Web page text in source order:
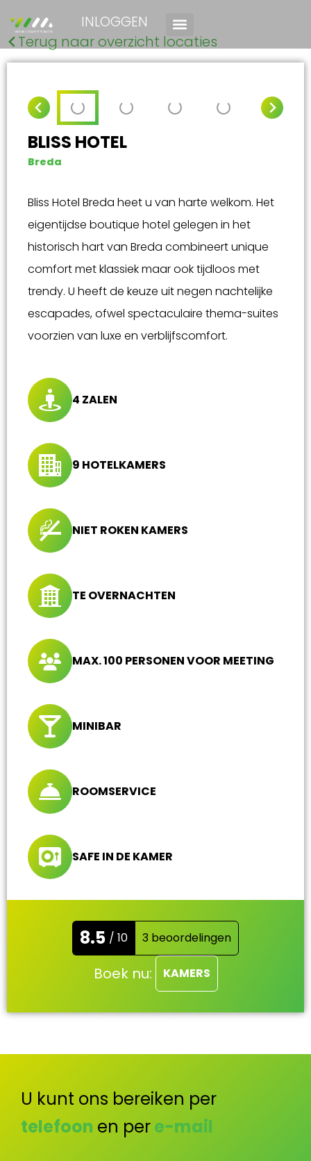
INLOGGEN
Terug naar overzicht locaties
BLISS HOTEL
Breda
Bliss Hotel Breda heet u van harte welkom. Het
eigentijdse boutique hotel gelegen in het
historisch hart van Breda combineert unique
comfort met klassiek maar ook tijdloos met
trendy. U heeft de keuze uit negen nachtelijke
escapades, ofwel spectaculaire thema-suites
voorzien van luxe en verblijfscomfort.
4 ZALEN
9 HOTELKAMERS
NIET ROKEN KAMERS
TE OVERNACHTEN
MAX. 100 PERSONEN VOOR MEETING
MINIBAR
ROOMSERVICE
SAFE IN DE KAMER
8.5 / 10 3 beoordelingen
Boek nu: KAMERS
U kunt ons bereiken per
telefoon en pere-mail